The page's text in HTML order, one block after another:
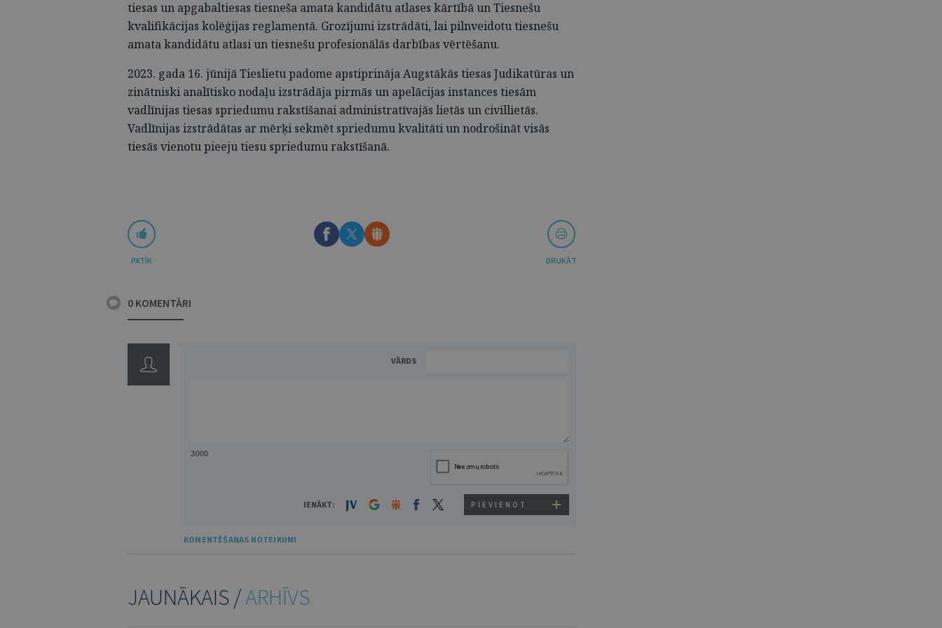
tiesas un apgabaltiesas tiesneša amata kandidātu atlases kārtībā un Tiesnešu
kvalifikācijas kolēģijas reglamentā. Grozījumi izstrādāti, lai pilnveidotu tiesnešu
amata kandidātu atlasi un tiesnešu profesionālās darbības vērtēšanu.
2023. gada 16. jūnijā Tieslietu padome apstiprināja Augstākās tiesas Judikatūras un
zinātniski analītisko nodaļu izstrādāja pirmās un apelācijas instances tiesām
vadlīnijas tiesas spriedumu rakstīšanai administratīvajās lietās un civillietās.
Vadlīnijas izstrādātas ar mērķi sekmēt spriedumu kvalitāti un nodrošināt visās
tiesās vienotu pieeju tiesu spriedumu rakstīšanā.
PATĪK DRUKĀT
0 KOMENTĀRI
VĀRDS
3000
IENĀKT: PIEVIENOT
KOMENTĒŠANAS NOTEIKUMI
JAUNĀKAIS /ARHĪVS